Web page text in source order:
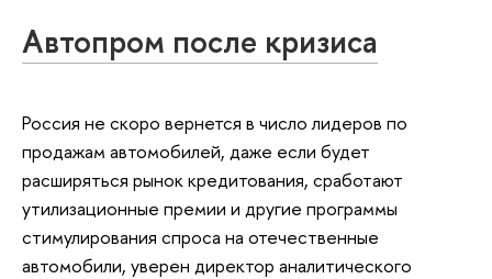
Автопром после кризиса
Россия не скоро вернется в число лидеров по
продажам автомобилей, даже если будет
расширяться рынок кредитования, сработают
утилизационные премии и другие программы
стимулирования спроса на отечественные
автомобили, уверен директор аналитического